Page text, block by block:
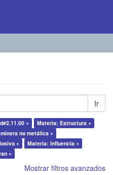
Ir
×
Materia: Estructura ×
no metálica ×
×
Materia: Influencia ×
×
Mostrar filtros avanzados